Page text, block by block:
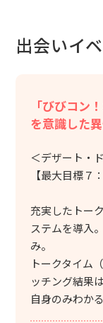
出会いイ
「びびコン
を意識した
＜デザート・
【最大目標７
充実したトー
ステムを導入
み。
トークタイム
ッチング結果
自身のみわか